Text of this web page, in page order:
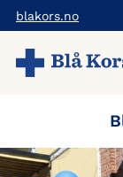
Hopp
til
hovedinnholdet
blakors.no